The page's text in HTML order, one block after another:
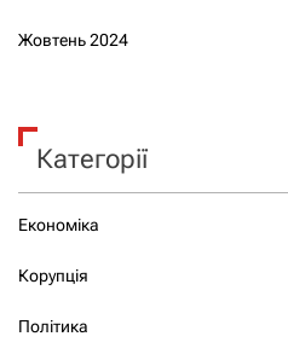
Жовтень 2024
Категорії
Економіка
Корупція
Політика